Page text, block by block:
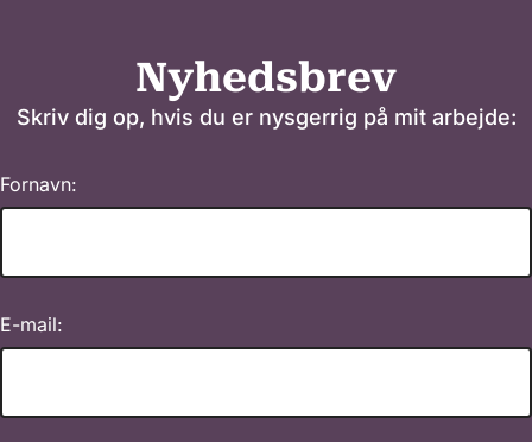
Nyhedsbrev
Skriv dig op, hvis du er nysgerrig på mit arbejde:
Fornavn:
E-mail: